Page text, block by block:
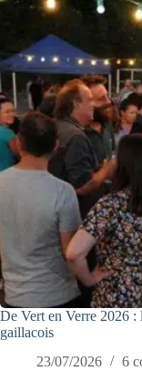
De Vert en Verre 2026 :
gaillacois
23/07/2026
6